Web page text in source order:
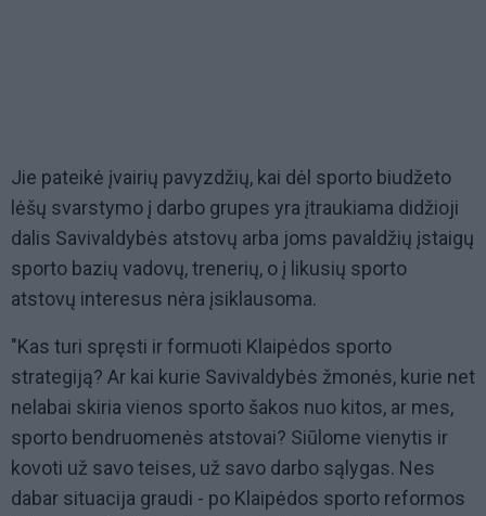
Jie pateikė įvairių pavyzdžių, kai dėl sporto biudžeto
lėšų svarstymo į darbo grupes yra įtraukiama didžioji
dalis Savivaldybės atstovų arba joms pavaldžių įstaigų
sporto bazių vadovų, trenerių, o į likusių sporto
atstovų interesus nėra įsiklausoma.
"Kas turi spręsti ir formuoti Klaipėdos sporto
strategiją? Ar kai kurie Savivaldybės žmonės, kurie net
nelabai skiria vienos sporto šakos nuo kitos, ar mes,
sporto bendruomenės atstovai? Siūlome vienytis ir
kovoti už savo teises, už savo darbo sąlygas. Nes
dabar situacija graudi - po Klaipėdos sporto reformos